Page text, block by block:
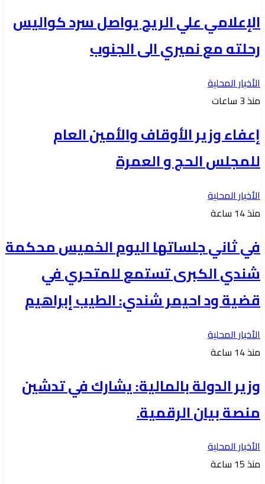
الإعلامي علي الريح يواصل سرد كواليس
رحلته مع نميري الى الجنوب
الأخبار المحلية
منذ 3 ساعات
إعفاء وزير الأوقاف والأمين العام
للمجلس الحج و العمرة
الأخبار المحلية
منذ 14 ساعة
في ثاني جلساتها اليوم الخميس محكمة
شندي الكبرى تستمع للمتحري في
قضية ود احيمر شندي: الطيب إبراهيم
الأخبار المحلية
منذ 14 ساعة
وزير الدولة بالمالية: يشارك في تدشين
منصة بيان الرقمية.
الأخبار المحلية
منذ 15 ساعة